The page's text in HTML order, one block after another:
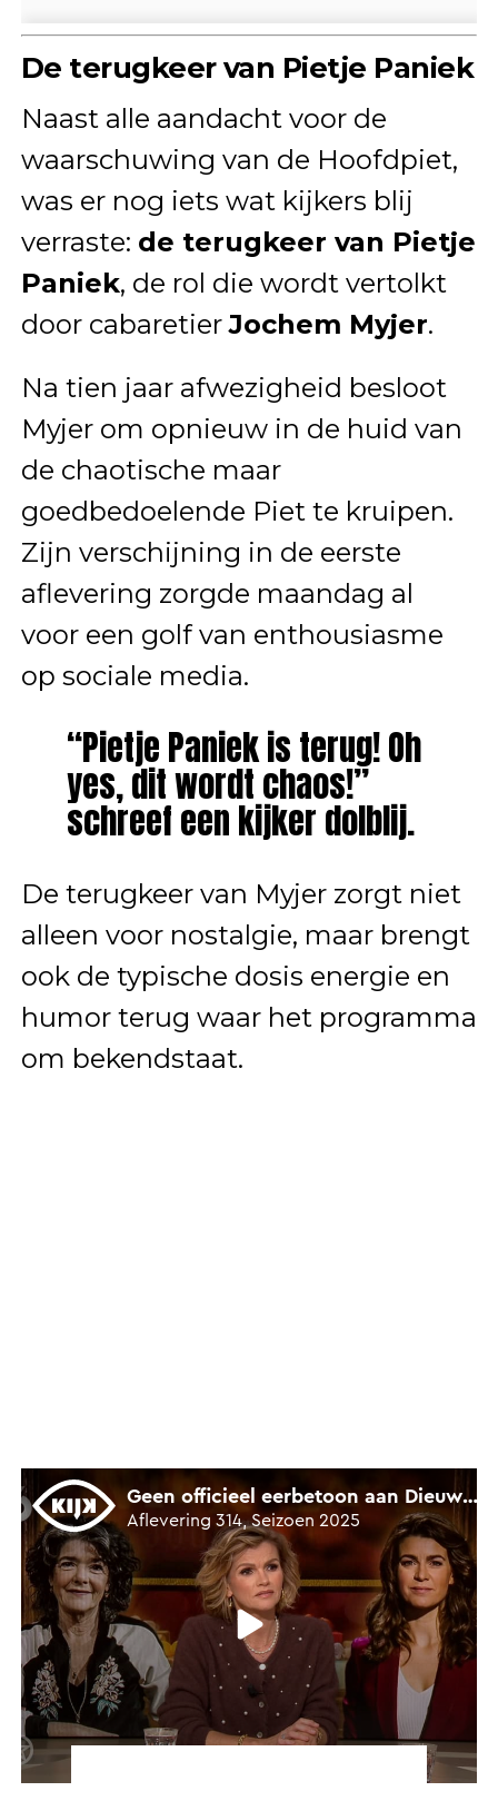
De terugkeer van Pietje Paniek
Naast alle aandacht voor de
waarschuwing van de Hoofdpiet,
was er nog iets wat kijkers blij
verraste: de terugkeer van Pietje
Paniek, de rol die wordt vertolkt
door cabaretierJochem Myjer.
Na tien jaar afwezigheid besloot
Myjer om opnieuw in de huid van
de chaotische maar
goedbedoelende Piet te kruipen.
Zijn verschijning in de eerste
aflevering zorgde maandag al
voor een golf van enthousiasme
op sociale media.
“Pietje Paniek is terug! Oh
yes, dit wordt chaos!”
schreef een kijker dolblij.
De terugkeer van Myjer zorgt niet
alleen voor nostalgie, maar brengt
ook de typische dosis energie en
humor terug waar het programma
om bekendstaat.